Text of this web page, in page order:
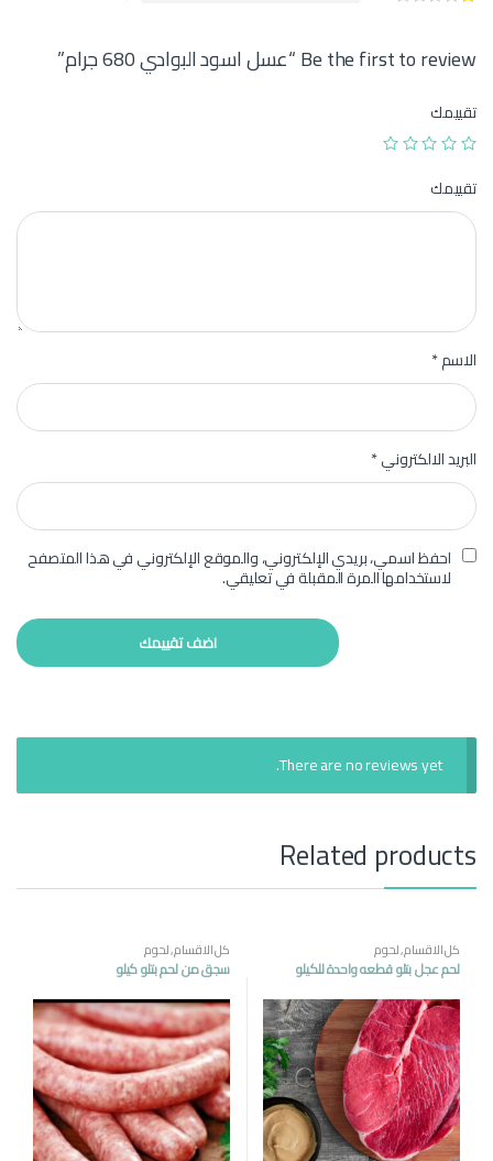
Be the first to review “عسل اسود البوادي 680 جرام”
تقييمك
تقييمك
الاسم*
البريد الالكتروني*
احفظ اسمي، بريدي الإلكتروني، والموقع الإلكتروني في هذا المتصفح
لاستخدامها المرة المقبلة في تعليقي.
There are no reviews yet.
Related products
كل الاقسام,لحوم
لحم عجل بتلو قطعه واحدة للكيلو
كل الاقسام,لحوم
سجق من لحم بتلو كيلو